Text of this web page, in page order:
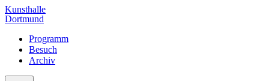
Kunsthalle
Dortmund
Programm
Besuch
Archiv